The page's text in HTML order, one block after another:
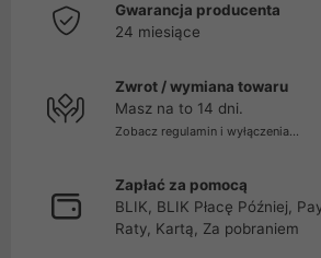
Gwarancja producenta
24 miesiące
Zwrot / wymiana towaru
Masz na to 14 dni.
Zobacz regulamin i wyłączenia...
Zapłać za pomocą
BLIK, BLIK Płacę Później,
Raty, Kartą, Za pobraniem